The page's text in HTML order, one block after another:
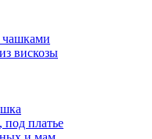
вискозы
платье